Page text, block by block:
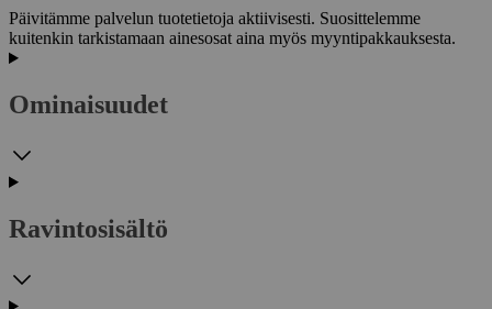
Päivitämme palvelun tuotetietoja aktiivisesti. Suosittelemme
kuitenkin tarkistamaan ainesosat aina myös myyntipakkauksesta.
Ominaisuudet
Ravintosisältö